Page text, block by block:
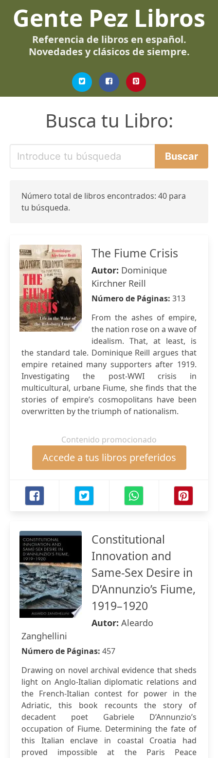
Gente Pez Libros
Referencia de libros en español.
Novedades y clásicos de siempre.
Busca tu Libro:
Número total de libros encontrados: 40 para
tu búsqueda.
The Fiume Crisis
Autor: Dominique
Kirchner Reill
Número de Páginas: 313
From the ashes of empire,
the nation rose on a wave of
idealism. That, at least, is
the standard tale. Dominique Reill argues that
empire retained many supporters after 1919.
Investigating the post-WWI crisis in
multicultural, urbane Fiume, she finds that the
stories of empire’s cosmopolitans have been
overwritten by the triumph of nationalism.
Contenido promocionado
Accede a tus libros preferidos
Constitutional
Innovation and
Same-Sex Desire in
D’Annunzio’s Fiume,
1919–1920
Autor: Aleardo
Zanghellini
Número de Páginas: 457
Drawing on novel archival evidence that sheds
light on Anglo-Italian diplomatic relations and
the French-Italian contest for power in the
Adriatic, this book recounts the story of
decadent poet Gabriele D’Annunzio’s
occupation of Fiume. Determining the fate of
this Italian enclave in coastal Croatia had
proved impossible at the Paris Peace